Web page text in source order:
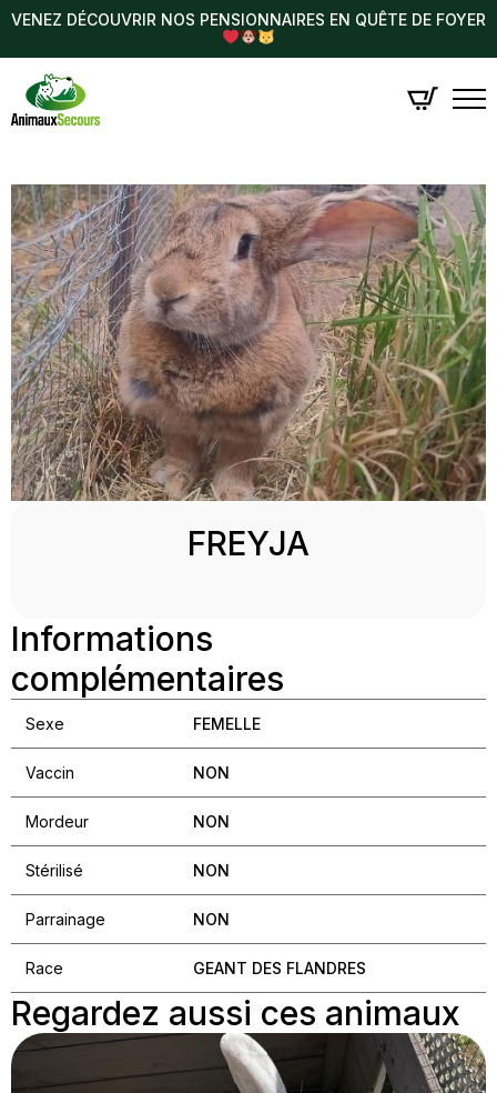
VENEZ DÉCOUVRIR NOS PENSIONNAIRES EN QUÊTE DE FOYER
FREYJA
Informations
complémentaires
Sexe FEMELLE
Vaccin NON
Mordeur NON
Stérilisé NON
Parrainage NON
Race GEANT DES FLANDRES
Regardez aussi ces animaux